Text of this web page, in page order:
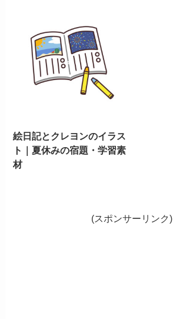
絵日記とクレヨンのイラス
ト｜夏休みの宿題・学習素
材
(スポンサーリンク)